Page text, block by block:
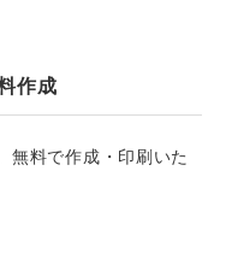
作成
無料で作成・印刷いた